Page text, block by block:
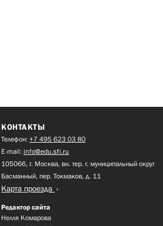
КОНТАКТЫ
Телефон: +7 495 623 03 80
E-mail: info@edu.sfi.ru
105066, г. Москва, вн. тер. г. муниципальный округ
Басманный, пер. Токмаков, д. 11
Карта проезда
Редактор сайта
Нелля Комарова